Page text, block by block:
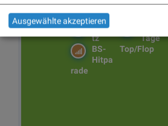
Averages
Tage
Top/Flop
Umsa
tz
BS-
Hitpa
rade
Ausgewählte akzeptieren